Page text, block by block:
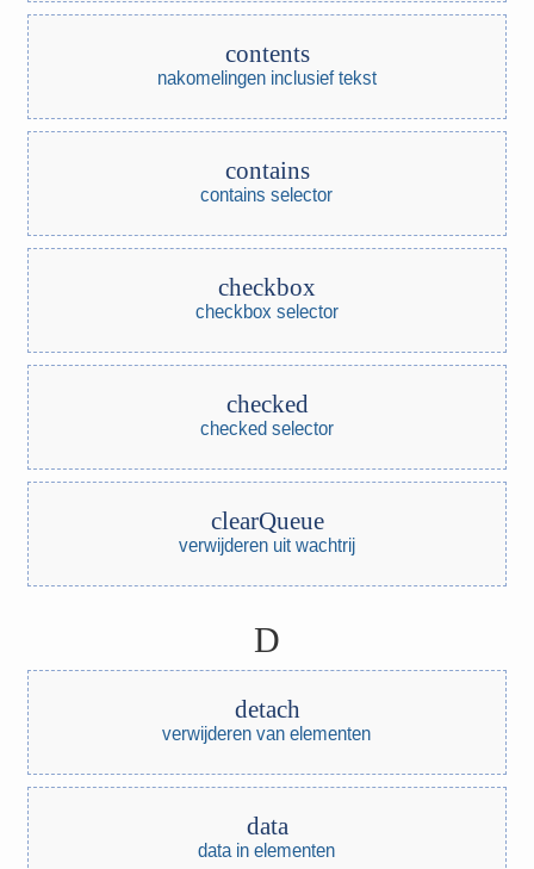
contents
nakomelingen inclusief tekst
contains
contains selector
checkbox
checkbox selector
checked
checked selector
clearQueue
verwijderen uit wachtrij
D
detach
verwijderen van elementen
data
data in elementen